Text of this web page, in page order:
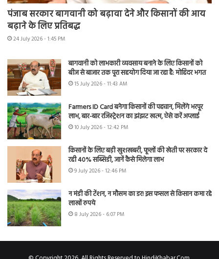
पंजाब सरकार बागवानी को बढ़ावा देने और किसानों की आय
बढ़ाने के लिए प्रतिबद्ध
24 July 2026 - 1:45 PM
बागवानी को लाभकारी व्यवसाय बनाने के लिए किसानों को
बीज से बाजार तक पूरा सहयोग दिया जा रहा है: मोहिंदर भगत
15 July 2026 - 11:43 AM
Farmers ID Card बनेगा किसानों की पहचान, मिलेंगे भरपूर
लाभ, बार-बार रजिस्ट्रेशन का झंझट खत्म, ऐसे करें अप्लाई
10 July 2026 - 12:42 PM
किसानों के लिए बड़ी खुशखबरी, फूलों की खेती पर सरकार दे
रही 40% सब्सिडी, जानें कैसे मिलेगा लाभ
9 July 2026 - 12:46 PM
न मंडी की टेंशन, न मौसम का डर! इस फसल से किसान कमा रहे
लाखों रुपये
8 July 2026 - 6:07 PM